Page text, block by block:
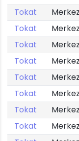
Tokat
Merkez
Tokat
Merkez
Tokat
Merkez
Tokat
Merkez
Tokat
Merkez
Tokat
Merkez
Tokat
Merkez
Tokat
Merkez